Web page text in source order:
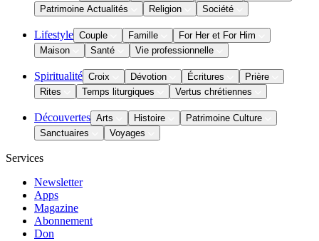
Patrimoine Actualités
Religion Société
Lifestyle Couple Famille
For Her et For Him
Maison
Santé Vie professionnelle
Spiritualité Croix Dévotion Écritures
Prière
Rites
Temps liturgiques Vertus chrétiennes
Découvertes Arts Histoire
Patrimoine Culture
Sanctuaires
Voyages
Services
Newsletter
Apps
Magazine
Abonnement
Don